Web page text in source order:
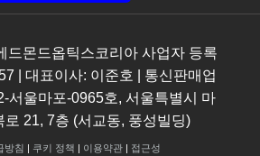
드몬드옵틱스코리아 사업자 등록
| 대표이사: 이준호 | 통신판매업
서울마포-0965호, 서울특별시 마
로 21, 7층 (서교동, 풍성빌딩)
방침 | 쿠키 정책 | 이용약관| 접근성